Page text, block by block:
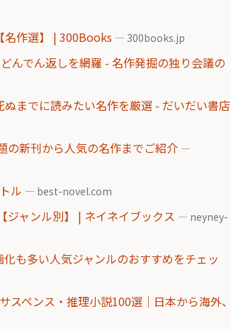
名作選】 | 300Books — 300books.jp
んでん返しを網羅 - 名作発掘の独り会議の
までに読みたい名作を厳選 - だいだい書店
の新刊から人気の名作までご紹介 —
ル — best-novel.com
ジャンル別】 | ネイネイブックス — neyney-
も多い人気ジャンルのおすすめをチェッ
ペンス・推理小説100選｜日本から海外、